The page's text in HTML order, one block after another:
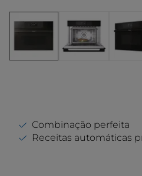
Combinação perfeita
Receitas automáticas